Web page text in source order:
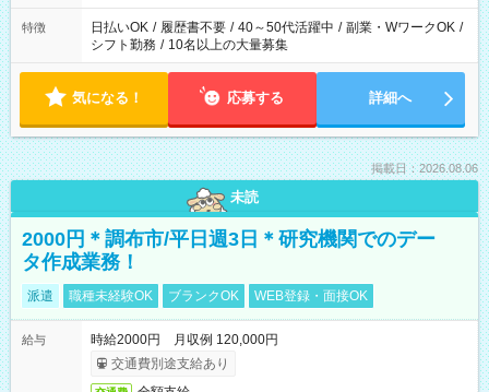
特徴 日払いOK / 履歴書不要 / 40～50代活躍中 / 副業・WワークOK /
シフト勤務 / 10名以上の大量募集
気になる！ 応募する 詳細へ
掲載日：2026.08.06
未読
2000円＊調布市/平日週3日＊研究機関でのデー
タ作成業務！
派遣 職種未経験OK ブランクOK WEB登録・面接OK
給与
時給2000円 月収例 120,000円
交通費別途支給あり